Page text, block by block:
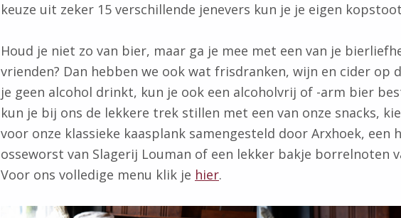
keuze uit zeker 15 verschillende jenevers kun je je eigen
Houd je niet zo van bier, maar ga je mee met een van je
vrienden? Dan hebben we ook wat frisdranken, wijn en cider op
je geen alcohol drinkt, kun je ook een alcoholvrij of -arm bier
kun je bij ons de lekkere trek stillen met een van onze snacks,
voor onze klassieke kaasplank samengesteld door Arxhoek, een
osseworst van Slagerij Louman of een lekker bakje borrelnoten
Voor ons volledige menu klik je hier.